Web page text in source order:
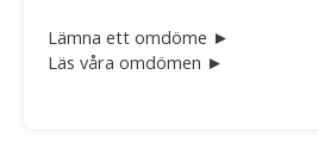
Lämna ett omdöme ►
Läs våra omdömen ►